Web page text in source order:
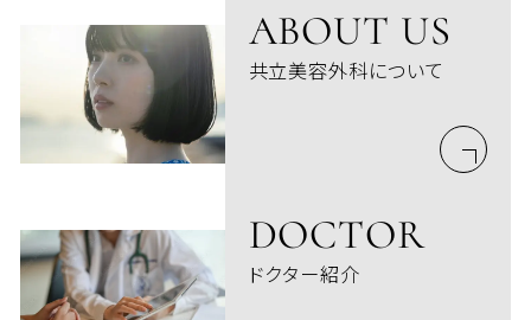
ABOUT US
共立美容外科について
DOCTOR
ドクター紹介